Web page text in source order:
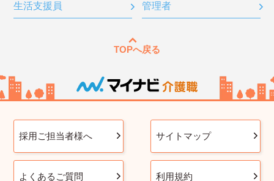
生活支援員 管理者
TOPへ戻る
採用ご担当者様へ サイトマップ
よくあるご質問 利用規約